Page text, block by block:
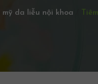
mỹ da liễu nội khoa